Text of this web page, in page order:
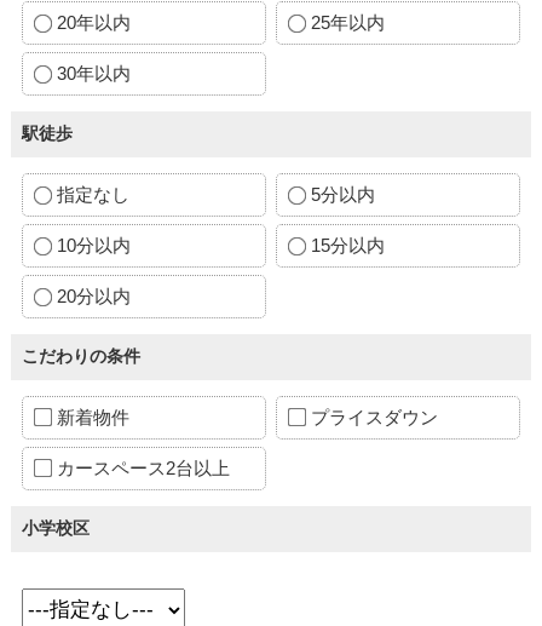
20年以内 25年以内
30年以内
駅徒歩
指定なし 5分以内
10分以内 15分以内
20分以内
こだわりの条件
新着物件 プライスダウン
カースペース2台以上
小学校区